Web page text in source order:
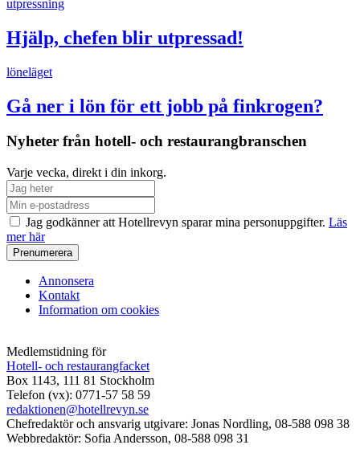
utpressning
Hjälp, chefen blir utpressad!
löneläget
Gå ner i lön för ett jobb på finkrogen?
Nyheter från hotell- och restaurangbranschen
Varje vecka, direkt i din inkorg.
Jag godkänner att Hotellrevyn sparar mina personuppgifter. Läs
mer här
Annonsera
Kontakt
Information om cookies
Medlemstidning för
Hotell- och restaurangfacket
Box 1143, 111 81 Stockholm
Telefon (vx): 0771-57 58 59
redaktionen@hotellrevyn.se
Chefredaktör och ansvarig utgivare: Jonas Nordling, 08-588 098 38
Webbredaktör: Sofia Andersson, 08-588 098 31